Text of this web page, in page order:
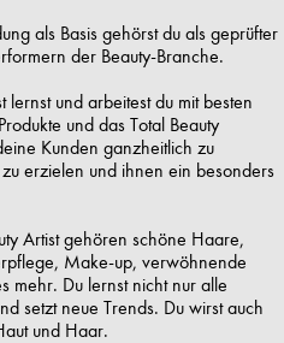
als Basis gehörst du als geprüfter
der Beauty-Branche.
und arbeitest du mit besten
und das Total Beauty
Kunden ganzheitlich zu
erzielen und ihnen ein besonders
Artist gehören schöne Haare,
Make-up, verwöhnende
mehr. Du lernst nicht nur alle
setzt neue Trends. Du wirst auch
und Haar.